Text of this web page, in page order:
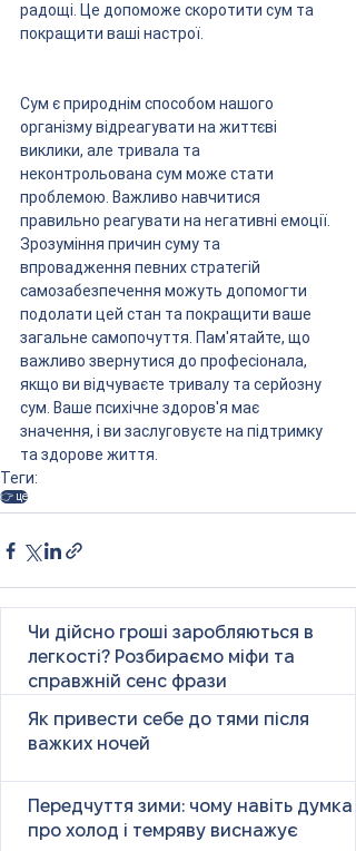
радощі. Це допоможе скоротити сум та
покращити ваші настрої.
Сум є природнім способом нашого
організму відреагувати на життєві
виклики, але тривала та
неконтрольована сум може стати
проблемою. Важливо навчитися
правильно реагувати на негативні емоції.
Зрозуміння причин суму та
впровадження певних стратегій
самозабезпечення можуть допомогти
подолати цей стан та покращити ваше
загальне самопочуття. Пам'ятайте, що
важливо звернутися до професіонала,
якщо ви відчуваєте тривалу та серйозну
сум. Ваше психічне здоров'я має
значення, і ви заслуговуєте на підтримку
та здорове життя.
Теги:
👉 це
Чи дійсно гроші заробляються в
легкості? Розбираємо міфи та
справжній сенс фрази
Як привести себе до тями після
важких ночей
Передчуття зими: чому навіть думка
про холод і темряву виснажує